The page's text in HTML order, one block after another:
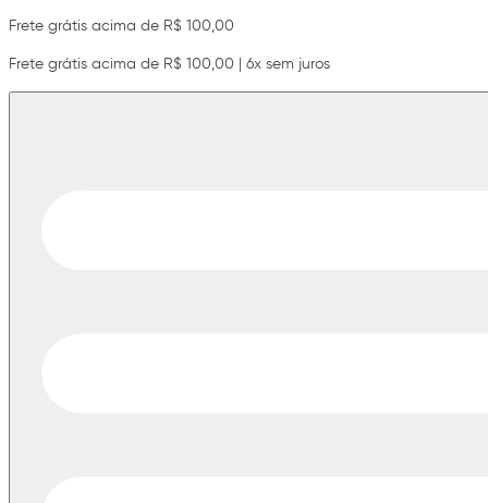
Frete grátis acima de R$ 100,00
Frete grátis acima de R$ 100,00 | 6x sem juros